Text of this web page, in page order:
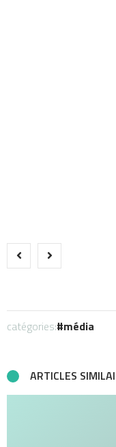
catégories: média
ARTICLES